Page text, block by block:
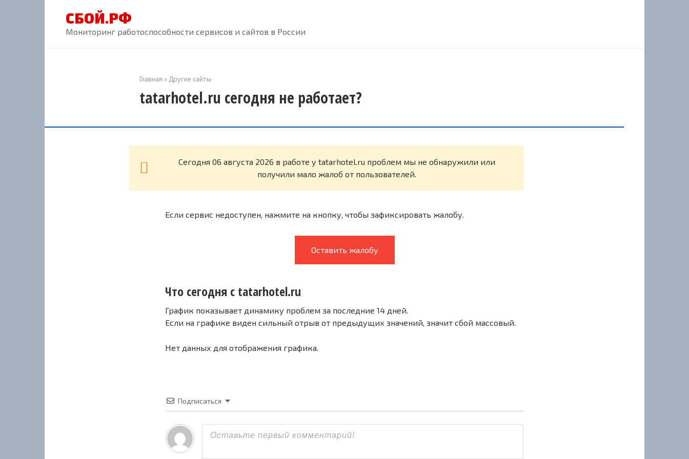
СБОЙ.РФ
Мониторинг работоспособности сервисов и сайтов в России
Главная » Другие сайты
tatarhotel.ru сегодня не работает?
Cегодня 06 августа 2026 в работе у tatarhotel.ru проблем мы не обнаружили или
получили мало жалоб от пользователей.
Если сервис недоступен, нажмите на кнопку, чтобы зафиксировать жалобу.
Оставить жалобу
Что сегодня с tatarhotel.ru
График показывает динамику проблем за последние 14 дней.
Если на графике виден сильный отрыв от предыдущих значений, значит сбой массовый.
Нет данных для отображения графика.
Подписаться